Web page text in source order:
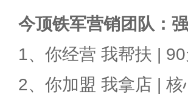
今顶铁军营销团队：
1、你经营 我帮扶 |
2、你加盟 我拿店 |